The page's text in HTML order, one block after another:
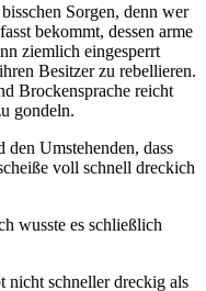
Sorgen, denn wer
bekommt, dessen arme
ziemlich eingesperrt
Besitzer zu rebellieren.
Brockensprache reicht
gondeln.
Umstehenden, dass
voll schnell dreckich
wusste es schließlich
nicht schneller dreckig als